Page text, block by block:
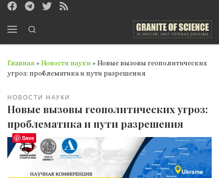
Перейти к содержимому
Главная » Новости науки » Новые вызовы геополитических
угроз: проблематика и пути разрешения
НОВОСТИ НАУКИ
Новые вызовы геополитических угроз:
проблематика и пути разрешения
Save